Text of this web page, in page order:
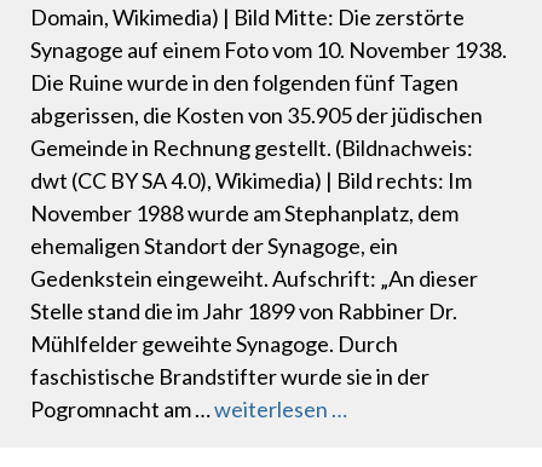
Domain, Wikimedia) | Bild Mitte: Die zerstörte
Synagoge auf einem Foto vom 10. November 1938.
Die Ruine wurde in den folgenden fünf Tagen
abgerissen, die Kosten von 35.905 der jüdischen
Gemeinde in Rechnung gestellt. (Bildnachweis:
dwt (CC BY SA 4.0), Wikimedia) | Bild rechts: Im
November 1988 wurde am Stephanplatz, dem
ehemaligen Standort der Synagoge, ein
Gedenkstein eingeweiht. Aufschrift: „An dieser
Stelle stand die im Jahr 1899 von Rabbiner Dr.
Mühlfelder geweihte Synagoge. Durch
faschistische Brandstifter wurde sie in der
Pogromnacht am …weiterlesen …